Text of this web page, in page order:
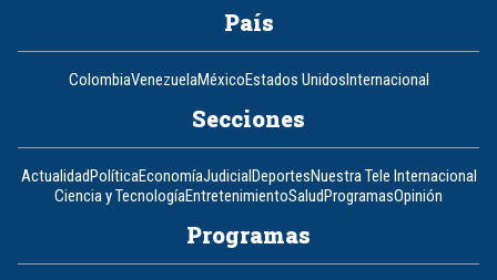
País
ColombiaVenezuelaMéxicoEstados UnidosInternacional
Secciones
ActualidadPolíticaEconomíaJudicialDeportesNuestra Tele Internacional
Ciencia y TecnologíaEntretenimientoSaludProgramasOpinión
Programas